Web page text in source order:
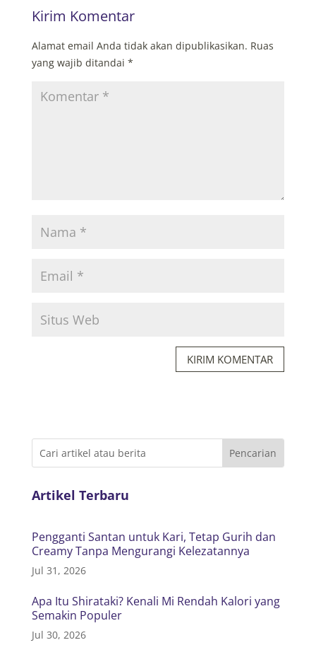
Kirim Komentar
Alamat email Anda tidak akan dipublikasikan. Ruas
yang wajib ditandai *
KIRIM KOMENTAR
Artikel Terbaru
Pengganti Santan untuk Kari, Tetap Gurih dan
Creamy Tanpa Mengurangi Kelezatannya
Jul 31, 2026
Apa Itu Shirataki? Kenali Mi Rendah Kalori yang
Semakin Populer
Jul 30, 2026